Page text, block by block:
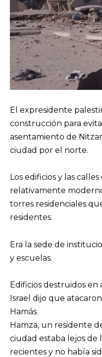
El expresidente
construcción para
asentamiento de
ciudad por el norte.
Los edificios y las
relativamente
torres residenciales
residentes.
Era la sede de
y escuelas.
Edificios destruidos en
Israel dijo que
Hamás.
Hamza, un residente
ciudad estaba lejos de
recientes y no había